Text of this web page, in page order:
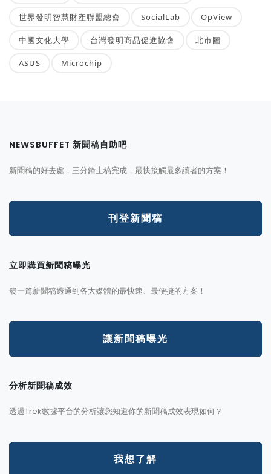
世界發明智慧財產聯盟總會 SocialLab OpView
中國文化大學 台灣發明商品促進協會 北市圖
ASUS Microchip
NEWSBUFFET 新聞稿自助吧
新聞稿的好去處，三分鐘上稿完成，最快接觸最多讀者的方案！
刊登新聞稿
立即購買新聞稿曝光
發一篇新聞稿透通到各大媒體的最快速、最便捷的方案！
讓新聞稿曝光
分析新聞稿成效
透過Trek數據平台的分析讓您知道你的新聞稿成效表現如何？
我想了解